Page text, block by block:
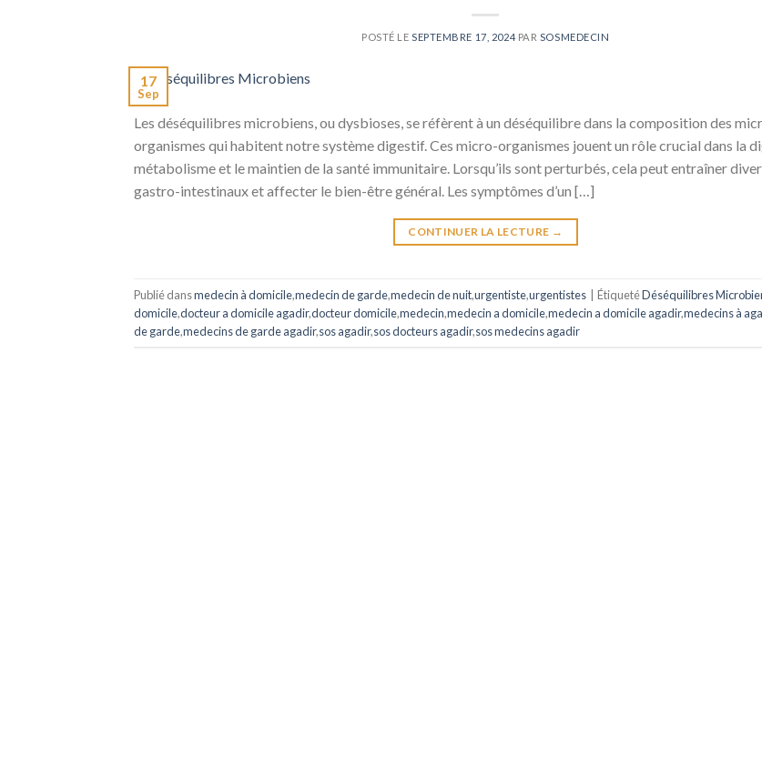
POSTÉ LESEPTEMBRE 17, 2024 PAR SOSMEDECIN
17
Sep
Les déséquilibres microbiens, ou dysbioses, se réfèrent à un déséquilibre dans la composition des
organismes qui habitent notre système digestif. Ces micro-organismes jouent un rôle crucial dans la
métabolisme et le maintien de la santé immunitaire. Lorsqu’ils sont perturbés, cela peut entraîner
gastro-intestinaux et affecter le bien-être général. Les symptômes d’un […]
CONTINUER LA LECTURE →
Publié dansmedecin à domicile,medecin de garde,medecin de nuit,urgentiste,urgentistes ÉtiquetéDéséquilibres
domicile,docteur a domicile agadir,docteur domicile,medecin,medecin a domicile,medecin a domicile agadir,medecins à
de garde,medecins de garde agadir,sos agadir,sos docteurs agadir,sos medecins agadir